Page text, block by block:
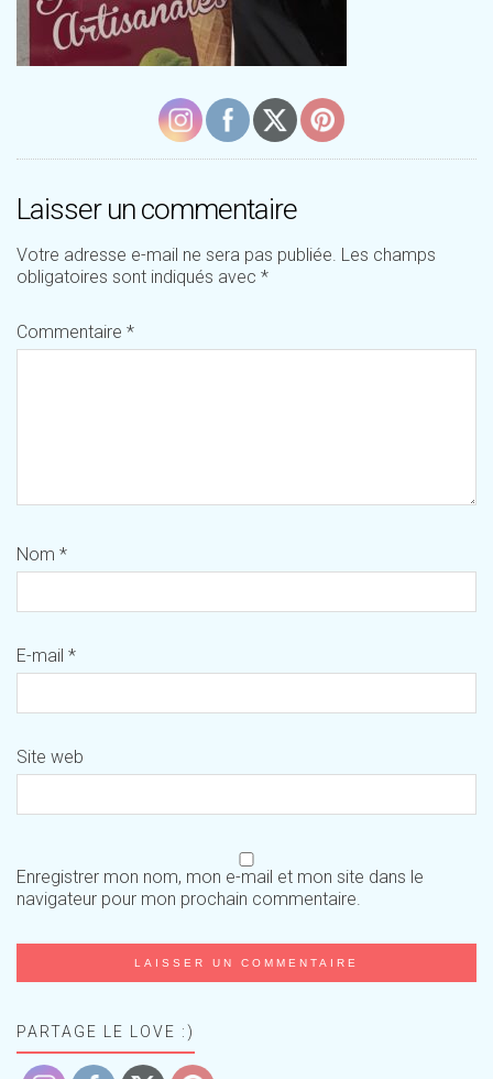
Laisser un commentaire
Votre adresse e-mail ne sera pas publiée. Les champs
obligatoires sont indiqués avec *
Commentaire *
Nom *
E-mail *
Site web
Enregistrer mon nom, mon e-mail et mon site dans le
navigateur pour mon prochain commentaire.
PARTAGE LE LOVE :)